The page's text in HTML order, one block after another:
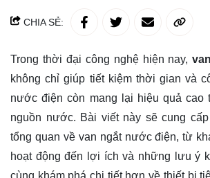
CHIA SẺ:
Trong thời đại công nghệ hiện nay,
không chỉ giúp tiết kiệm thời gian và
nước điện còn mang lại hiệu quả cao
nguồn nước. Bài viết này sẽ cung
tổng quan về van ngắt nước điện, từ
hoạt động đến lợi ích và những lưu ý
cùng khám phá chi tiết hơn về thiết bị